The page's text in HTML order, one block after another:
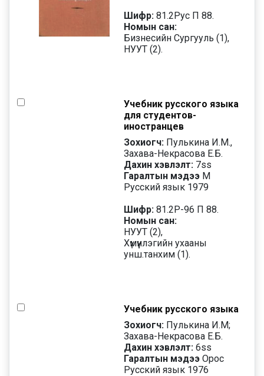
Шифр: 81.2Рус П 88.
Номын сан:
Бизнесийн Сургууль (1),
НУУТ (2).
Учебник русского языка
для студентов-
иностранцев
Зохиогч: Пулькина И.М.,
Захава-Некрасова Е.Б.
Дахин хэвлэлт: 7ss
Гаралтын мэдээ М
Русский язык 1979
Шифр: 81.2Р-96 П 88.
Номын сан:
НУУТ (2),
Хүмүүнлэгийн ухааны
унш.танхим (1).
Учебник русского языка
Зохиогч: Пулькина И.М;
Захава-Некрасова Е.Б.
Дахин хэвлэлт: 6ss
Гаралтын мэдээ Орос
Русский язык 1976